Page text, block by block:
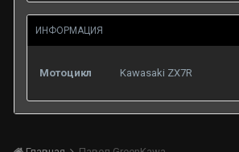
ИНФОРМАЦИЯ
Мотоцикл Kawasaki ZX7R